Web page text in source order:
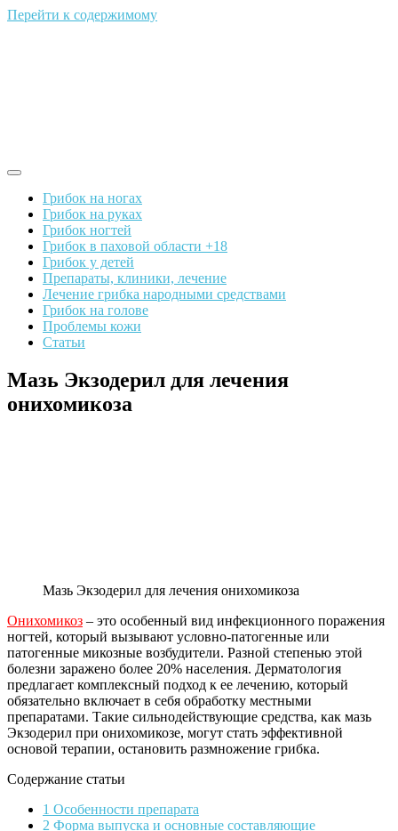
Перейти к содержимому
Грибок на ногах
Грибок на руках
Грибок ногтей
Грибок в паховой области +18
Грибок у детей
Препараты, клиники, лечение
Лечение грибка народными средствами
Грибок на голове
Проблемы кожи
Статьи
Мазь Экзодерил для лечения
онихомикоза
Мазь Экзодерил для лечения онихомикоза
Онихомикоз – это особенный вид инфекционного поражения
ногтей, который вызывают условно-патогенные или
патогенные микозные возбудители. Разной степенью этой
болезни заражено более 20% населения. Дерматология
предлагает комплексный подход к ее лечению, который
обязательно включает в себя обработку местными
препаратами. Такие сильнодействующие средства, как мазь
Экзодерил при онихомикозе, могут стать эффективной
основой терапии, остановить размножение грибка.
Содержание статьи
1 Особенности препарата
2 Форма выпуска и основные составляющие